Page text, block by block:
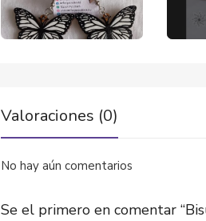
Valoraciones (0)
No hay aún comentarios
Se el primero en comentar